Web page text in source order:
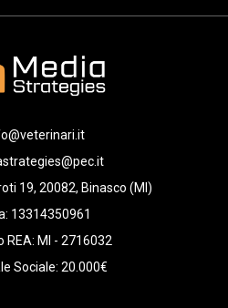
19, 20082, Binasco (MI)
13314350961
REA: MI - 2716032
Sociale: 20.000€